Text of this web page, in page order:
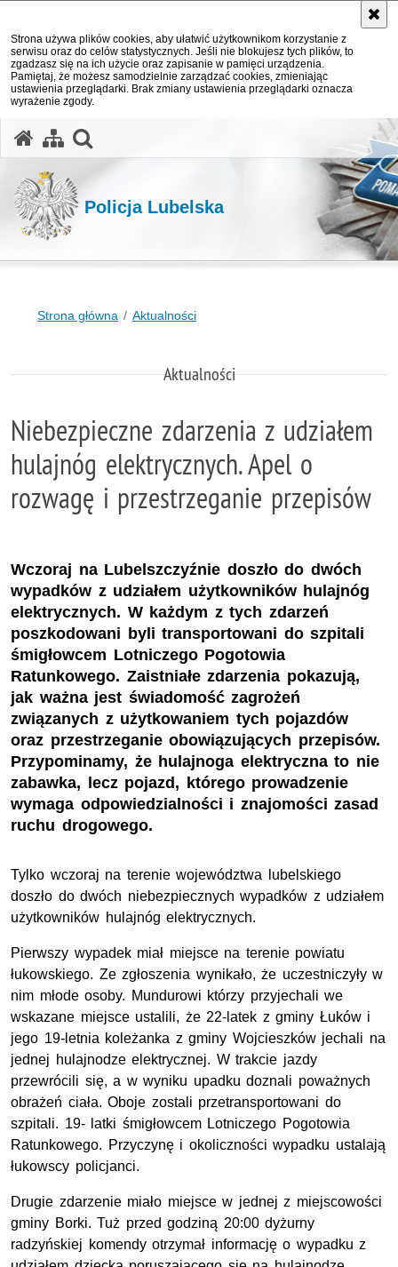
Strona używa plików cookies, aby ułatwić użytkownikom korzystanie z
serwisu oraz do celów statystycznych. Jeśli nie blokujesz tych plików, to
zgadzasz się na ich użycie oraz zapisanie w pamięci urządzenia.
Pamiętaj, że możesz samodzielnie zarządzać cookies, zmieniając
ustawienia przeglądarki. Brak zmiany ustawienia przeglądarki oznacza
wyrażenie zgody.
Policja Lubelska
Strona główna Aktualności
Aktualności
Niebezpieczne zdarzenia z udziałem
hulajnóg elektrycznych. Apel o
rozwagę i przestrzeganie przepisów
Wczoraj na Lubelszczyźnie doszło do dwóch
wypadków z udziałem użytkowników hulajnóg
elektrycznych. W każdym z tych zdarzeń
poszkodowani byli transportowani do szpitali
śmigłowcem Lotniczego Pogotowia
Ratunkowego. Zaistniałe zdarzenia pokazują,
jak ważna jest świadomość zagrożeń
związanych z użytkowaniem tych pojazdów
oraz przestrzeganie obowiązujących przepisów.
Przypominamy, że hulajnoga elektryczna to nie
zabawka, lecz pojazd, którego prowadzenie
wymaga odpowiedzialności i znajomości zasad
ruchu drogowego.
Tylko wczoraj na terenie województwa lubelskiego
doszło do dwóch niebezpiecznych wypadków z udziałem
użytkowników hulajnóg elektrycznych.
Pierwszy wypadek miał miejsce na terenie powiatu
łukowskiego. Ze zgłoszenia wynikało, że uczestniczyły w
nim młode osoby. Mundurowi którzy przyjechali we
wskazane miejsce ustalili, że 22-latek z gminy Łuków i
jego 19-letnia koleżanka z gminy Wojcieszków jechali na
jednej hulajnodze elektrycznej. W trakcie jazdy
przewrócili się, a w wyniku upadku doznali poważnych
obrażeń ciała. Oboje zostali przetransportowani do
szpitali. 19- latki śmigłowcem Lotniczego Pogotowia
Ratunkowego. Przyczynę i okoliczności wypadku ustalają
łukowscy policjanci.
Drugie zdarzenie miało miejsce w jednej z miejscowości
gminy Borki. Tuż przed godziną 20:00 dyżurny
radzyńskiej komendy otrzymał informację o wypadku z